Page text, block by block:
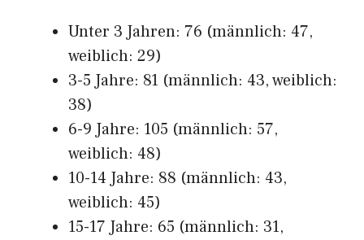
Unter 3 Jahren: 76 (männlich: 47,
weiblich: 29)
3-5 Jahre: 81 (männlich: 43, weiblich:
38)
6-9 Jahre: 105 (männlich: 57,
weiblich: 48)
10-14 Jahre: 88 (männlich: 43,
weiblich: 45)
15-17 Jahre: 65 (männlich: 31,